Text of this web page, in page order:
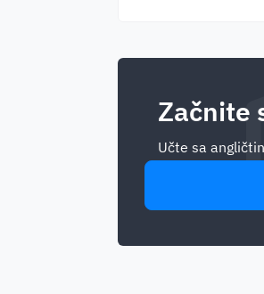
Začnite
Učte sa